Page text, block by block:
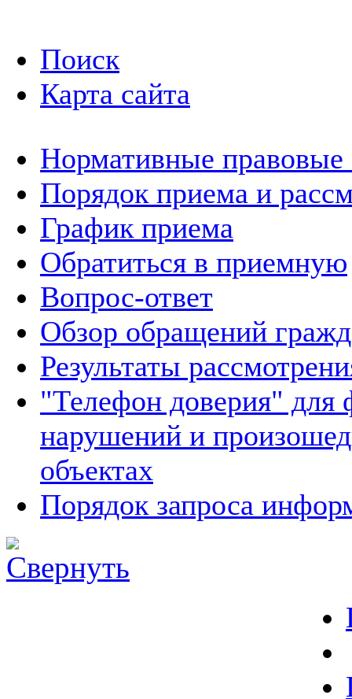
Поиск
Карта сайта
Нормативные правовые
Порядок приема и
График приема
Обратиться в приемную
Вопрос-ответ
Обзор обращений
Результаты
"Телефон доверия" для
нарушений и
объектах
Порядок запроса